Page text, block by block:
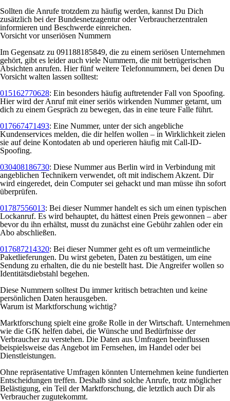
Sollten die Anrufe trotzdem zu häufig werden, kannst Du Dich
zusätzlich bei der Bundesnetzagentur oder Verbraucherzentralen
informieren und Beschwerde einreichen.
Vorsicht vor unseriösen Nummern
Im Gegensatz zu 091188185849, die zu einem seriösen Unternehmen
gehört, gibt es leider auch viele Nummern, die mit betrügerischen
Absichten anrufen. Hier fünf weitere Telefonnummern, bei denen Du
Vorsicht walten lassen solltest:
015162770628: Ein besonders häufig auftretender Fall von Spoofing.
Hier wird der Anruf mit einer seriös wirkenden Nummer getarnt, um
dich zu einem Gespräch zu bewegen, das in eine teure Falle führt.
017667471493: Eine Nummer, unter der sich angebliche
Kundenservices melden, die dir helfen wollen – in Wirklichkeit zielen
sie auf deine Kontodaten ab und operieren häufig mit Call-ID-
Spoofing.
030408186730: Diese Nummer aus Berlin wird in Verbindung mit
angeblichen Technikern verwendet, oft mit indischem Akzent. Dir
wird eingeredet, dein Computer sei gehackt und man müsse ihn sofort
überprüfen.
01787556013: Bei dieser Nummer handelt es sich um einen typischen
Lockanruf. Es wird behauptet, du hättest einen Preis gewonnen – aber
bevor du ihn erhältst, musst du zunächst eine Gebühr zahlen oder ein
Abo abschließen.
017687214320: Bei dieser Nummer geht es oft um vermeintliche
Paketlieferungen. Du wirst gebeten, Daten zu bestätigen, um eine
Sendung zu erhalten, die du nie bestellt hast. Die Angreifer wollen so
Identitätsdiebstahl begehen.
Diese Nummern solltest Du immer kritisch betrachten und keine
persönlichen Daten herausgeben.
Warum ist Marktforschung wichtig?
Marktforschung spielt eine große Rolle in der Wirtschaft. Unternehmen
wie die GfK helfen dabei, die Wünsche und Bedürfnisse der
Verbraucher zu verstehen. Die Daten aus Umfragen beeinflussen
beispielsweise das Angebot im Fernsehen, im Handel oder bei
Dienstleistungen.
Ohne repräsentative Umfragen könnten Unternehmen keine fundierten
Entscheidungen treffen. Deshalb sind solche Anrufe, trotz möglicher
Belästigung, ein Teil der Marktforschung, die letztlich auch Dir als
Verbraucher zugutekommt.